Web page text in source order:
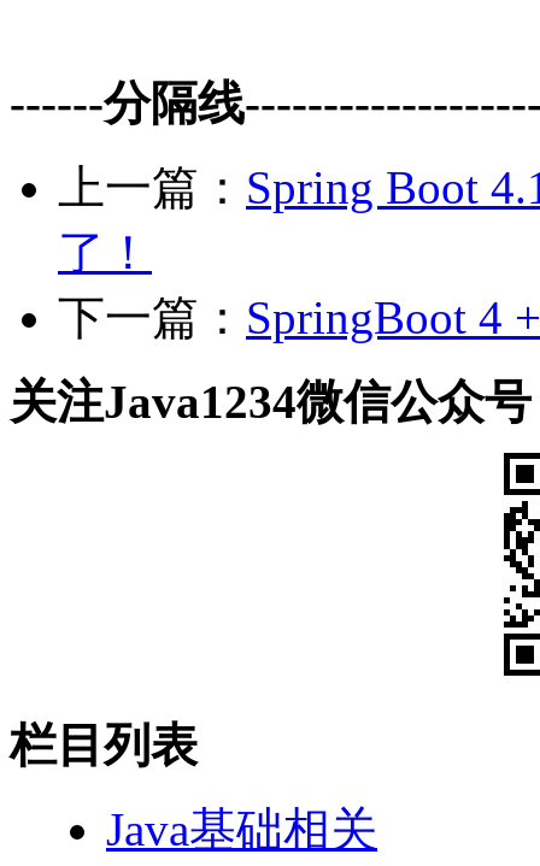
------分隔线
上一篇： Spring Boot
了！
下一篇： SpringBoot 4
关注Java1234微信公众号
栏目列表
Java基础相关